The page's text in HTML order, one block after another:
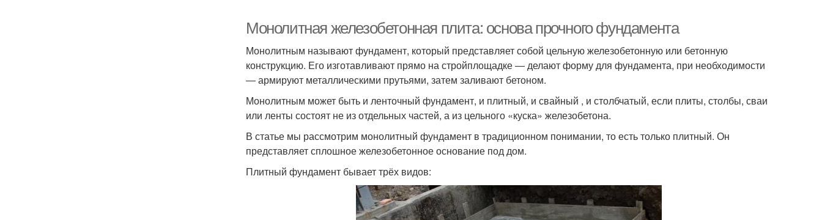
Монолитная железобетонная плита: основа прочного фундамента
Монолитным называют фундамент, который представляет собой цельную железобетонную или бетонную
конструкцию. Его изготавливают прямо на стройплощадке ― делают форму для фундамента, при необходимости
― армируют металлическими прутьями, затем заливают бетоном.
Монолитным может быть и ленточный фундамент, и плитный, и свайный , и столбчатый, если плиты, столбы, сваи
или ленты состоят не из отдельных частей, а из цельного «куска» железобетона.
В статье мы рассмотрим монолитный фундамент в традиционном понимании, то есть только плитный. Он
представляет сплошное железобетонное основание под дом.
Плитный фундамент бывает трёх видов: